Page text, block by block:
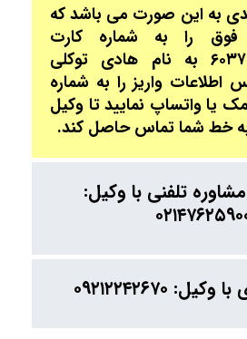
به این صورت می باشد که
فوق را به شماره کارت
۶۰۳۷۹۹۷۳۸۲۲۸۴۵۳۸ به نام هادی توکلی
اطلاعات واریز را به شماره
پیامک یا واتساپ نمایید تا وکیل
به خط شما تماس حاصل کند.
تلفنی با وکیل:
۰۹۲۱۲۲۴۲۶۷۰